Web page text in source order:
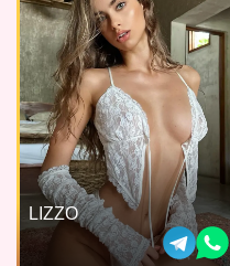
LIZZO